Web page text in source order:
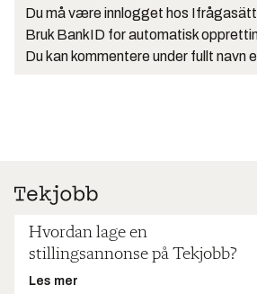
Du må være innlogget hos
Bruk BankID for automatisk
Du kan kommentere under fullt navn
Hvordan lage en
stillingsannonse på Tekjobb?
Les mer